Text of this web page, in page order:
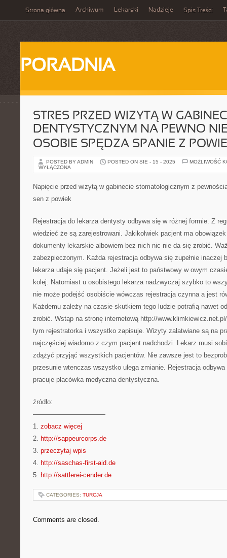
Strona główna Archiwum Lekarski Nadzieje Spis Treści
PORADNIA
STRES PRZED WIZYTĄ W
DENTYSTYCZNYM NA PEWNO
OSOBIE SPĘDZA SPANIE Z
POSTED BY ADMIN POSTED ON SIE - 15 - 2025
MOŻLIWOŚĆ
WYŁĄCZONA
Napięcie przed wizytą w gabinecie stomatologicznym z
sen z powiek
Rejestracja do lekarza dentysty odbywa się w różnej formie. Z
wiedzieć że są zarejestrowani. Jakikolwiek pacjent ma
dokumenty lekarskie albowiem bez nich nic nie da się zrobić.
zabezpieczonym. Każda rejestracja odbywa się zupełnie inaczej
lekarza udaje się pacjent. Jeżeli jest to państwowy w owym
kolej. Natomiast u osobistego lekarza nadzwyczaj szybko to
nie może podejść osobiście wówczas rejestracja czynna a jest
Każdemu zależy na czasie skutkiem tego ludzie potrafią nawet
zrobić. Wstąp na stronę internetową http://
tym rejestratorka i wszystko zapisuje. Wizyty załatwiane są na
najczęściej wiadomo z czym pacjent nadchodzi. Lekarz musi
zdążyć przyjąć wszystkich pacjentów. Nie zawsze jest to
przesunie wtenczas wszystko ulega zmianie. Rejestracja
pracuje placówka medyczna dentystyczna.
źródło:
———————————
1. zobacz więcej
2. http://sappeurcorps.de
3. przeczytaj wpis
4. http://saschas-first-aid.de
5. http://sattlerei-cender.de
CATEGORIES: TURCJA
Comments are closed.